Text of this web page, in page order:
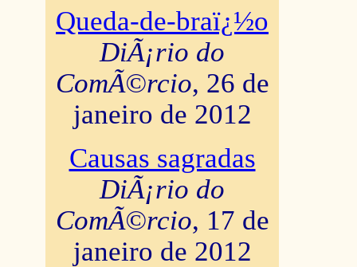
Queda-de-braï¿½o
DiÃ¡rio do
ComÃ©rcio, 26 de
janeiro de 2012
Causas sagradas
DiÃ¡rio do
ComÃ©rcio, 17 de
janeiro de 2012